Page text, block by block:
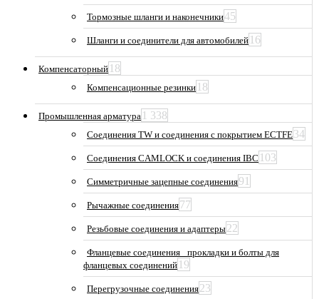
Тормозные шланги и наконечники45
Шланги и соединители для автомобилей 16
Компенсаторный 18
Компенсационные резинки 18
Промышленная арматура 1 338
Соединения TW и соединения с покрытием ECTFE34
Соединения CAMLOCK и соединения IBC 103
Симметричные зацепные соединения91
Рычажные соединения77
Резьбовые соединения и адаптеры22
Фланцевые соединения_ прокладки и болты для
фланцевых соединений 19
Перегрузочные соединения23